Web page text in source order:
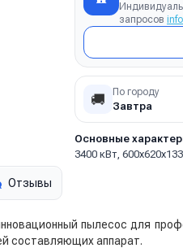
запросов
🚚 По городу
Завтра
Основные
3400 кВт,
Отзывы
пылесос для
составляющих аппарат.